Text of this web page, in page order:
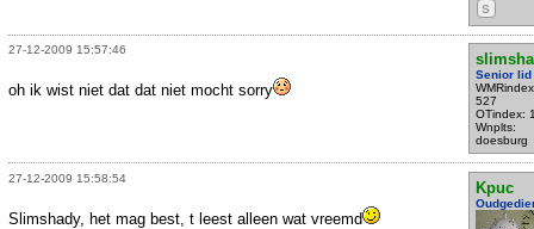
S
27-12-2009 15:57:46
Senior lid
527
OTindex:
Wnplts:
doesburg
oh ik wist niet dat dat niet mocht sorry
27-12-2009 15:58:54
Kpuc
Slimshady, het mag best, t leest alleen wat vreemd